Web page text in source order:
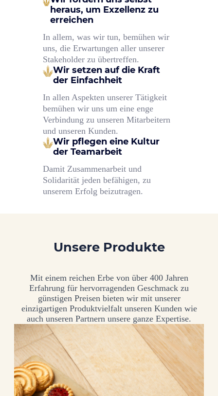
heraus, um Exzellenz zu
erreichen
In allem, was wir tun, bemühen wir
uns, die Erwartungen aller unserer
Stakeholder zu übertreffen.
Wir setzen auf die Kraft
der Einfachheit
In allen Aspekten unserer Tätigkeit
bemühen wir uns um eine enge
Verbindung zu unseren Mitarbeitern
und unseren Kunden.
Wir pflegen eine Kultur
der Teamarbeit
Damit Zusammenarbeit und
Solidarität jeden befähigen, zu
unserem Erfolg beizutragen.
Unsere Produkte
Mit einem reichen Erbe von über 400 Jahren
Erfahrung für hervorragenden Geschmack zu
günstigen Preisen bieten wir mit unserer
einzigartigen Produktvielfalt unseren Kunden wie
auch unseren Partnern unsere ganze Expertise.